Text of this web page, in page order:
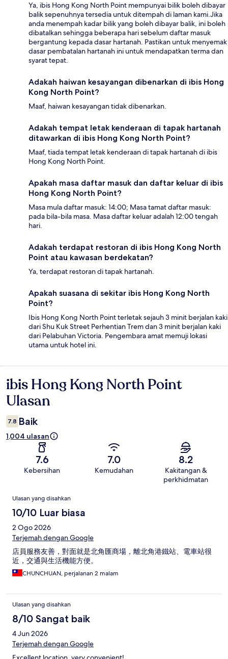
Ya, ibis Hong Kong North Point mempunyai bilik boleh dibayar
balik sepenuhnya tersedia untuk ditempah di laman kami.Jika
anda menempah kadar bilik yang boleh dibayar balik, ini boleh
dibatalkan sehingga beberapa hari sebelum daftar masuk
bergantung kepada dasar hartanah. Pastikan untuk menyemak
dasar pembatalan hartanah ini untuk mendapatkan terma dan
syarat tepat.
Adakah haiwan kesayangan dibenarkan di ibis Hong
Kong North Point?
Maaf, haiwan kesayangan tidak dibenarkan.
Adakah tempat letak kenderaan di tapak hartanah
ditawarkan di ibis Hong Kong North Point?
Maaf, tiada tempat letak kenderaan di tapak hartanah di ibis
Hong Kong North Point.
Apakah masa daftar masuk dan daftar keluar di ibis
Hong Kong North Point?
Masa mula daftar masuk: 14:00; Masa tamat daftar masuk:
pada bila-bila masa. Masa daftar keluar adalah 12:00 tengah
hari.
Adakah terdapat restoran di ibis Hong Kong North
Point atau kawasan berdekatan?
Ya, terdapat restoran di tapak hartanah.
Apakah suasana di sekitar ibis Hong Kong North
Point?
Ibis Hong Kong North Point terletak sejauh 3 minit berjalan kaki
dari Shu Kuk Street Perhentian Trem dan 3 minit berjalan kaki
dari Pelabuhan Victoria. Pengembara amat memuji lokasi
utama untuk hotel ini.
Ulasan
ibis Hong Kong North Point
Ulasan
7.8 Baik
1,004 ulasan
7.6
Kebersihan
7.0
Kemudahan
8.2
Kakitangan &
perkhidmatan
Ulasan
Ulasan yang disahkan
10/10 Luar biasa
2 Ogo 2026
Terjemah dengan Google
店員服務友善，對面就是北角匯商場，離北角港鐵站、電車站很
近，交通與生活機能方便。
CHUNCHUAN, perjalanan 2 malam
Ulasan yang disahkan
8/10 Sangat baik
4 Jun 2026
Terjemah dengan Google